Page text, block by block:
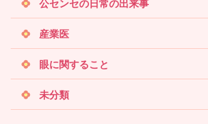
公センセの日常の出来事
産業医
眼に関すること
未分類